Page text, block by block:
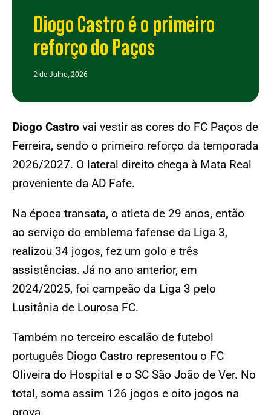
Diogo Castro é o primeiro
reforço do Paços
2 de Julho, 2026
Diogo Castro vai vestir as cores do FC Paços de
Ferreira, sendo o primeiro reforço da temporada
2026/2027. O lateral direito chega à Mata Real
proveniente da AD Fafe.
Na época transata, o atleta de 29 anos, então
ao serviço do emblema fafense da Liga 3,
realizou 34 jogos, fez um golo e três
assistências. Já no ano anterior, em
2024/2025, foi campeão da Liga 3 pelo
Lusitânia de Lourosa FC.
Também no terceiro escalão de futebol
português Diogo Castro representou o FC
Oliveira do Hospital e o SC São João de Ver. No
total, soma assim 126 jogos e oito jogos na